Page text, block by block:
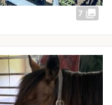
7 photo_library